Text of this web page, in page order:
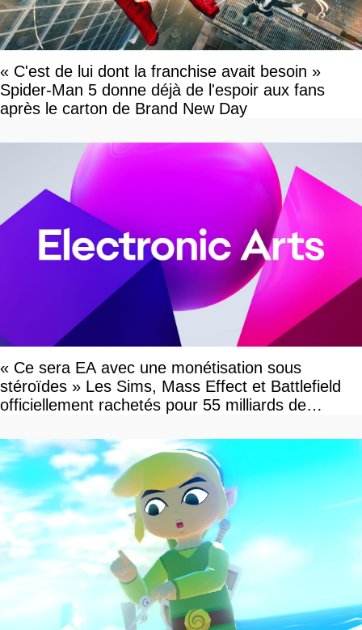
« C'est de lui dont la franchise avait besoin »
Spider-Man 5 donne déjà de l'espoir aux fans
après le carton de Brand New Day
« Ce sera EA avec une monétisation sous
stéroïdes » Les Sims, Mass Effect et Battlefield
officiellement rachetés pour 55 milliards de